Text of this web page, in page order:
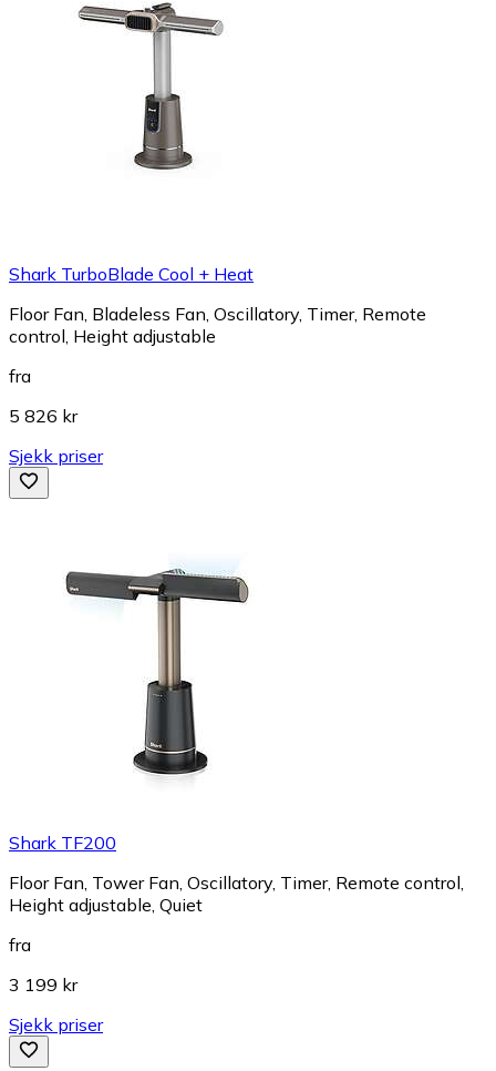
Shark TurboBlade Cool + Heat
Floor Fan, Bladeless Fan, Oscillatory, Timer, Remote
control, Height adjustable
fra
5 826 kr
Sjekk priser
Shark TF200
Floor Fan, Tower Fan, Oscillatory, Timer, Remote control,
Height adjustable, Quiet
fra
3 199 kr
Sjekk priser